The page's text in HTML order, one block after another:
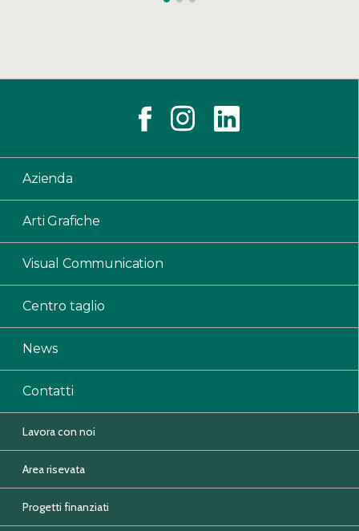
Azienda
Arti Grafiche
Visual Communication
Centro taglio
News
Contatti
Lavora con noi
Area risevata
Progetti finanziati